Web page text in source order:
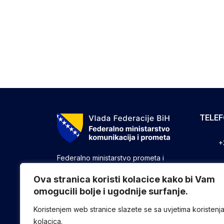
Ova stranica koristi kolacice kako bi Vam
omogucili bolje i ugodnije surfanje.
Koristenjem web stranice slazete se sa uvjetima koristenja
kolacica.
Federalno ministarstvo prometa i
druge poslove utvrđene zakonom koji
se odnose na ostvarivanje nadležnosti
Federacije u oblasti prometa i
komunikacija.